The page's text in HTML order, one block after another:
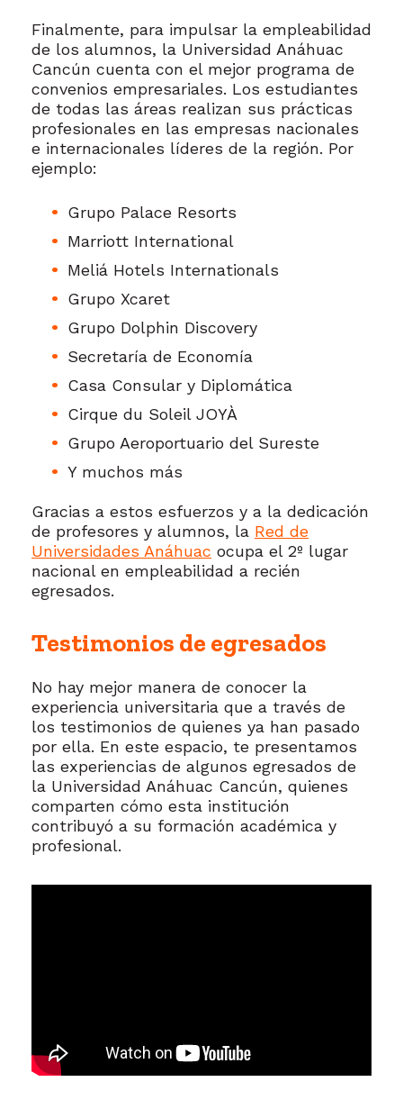
Finalmente, para impulsar la empleabilidad
de los alumnos, la Universidad Anáhuac
Cancún cuenta con el mejor programa de
convenios empresariales. Los estudiantes
de todas las áreas realizan sus prácticas
profesionales en las empresas nacionales
e internacionales líderes de la región. Por
ejemplo:
Grupo Palace Resorts
Marriott International
Meliá Hotels Internationals
Grupo Xcaret
Grupo Dolphin Discovery
Secretaría de Economía
Casa Consular y Diplomática
Cirque du Soleil JOYÀ
Grupo Aeroportuario del Sureste
Y muchos más
Gracias a estos esfuerzos y a la dedicación
de profesores y alumnos, la Red de
Universidades Anáhuac ocupa el 2º lugar
nacional en empleabilidad a recién
egresados.
Testimonios de egresados
No hay mejor manera de conocer la
experiencia universitaria que a través de
los testimonios de quienes ya han pasado
por ella. En este espacio, te presentamos
las experiencias de algunos egresados de
la Universidad Anáhuac Cancún, quienes
comparten cómo esta institución
contribuyó a su formación académica y
profesional.